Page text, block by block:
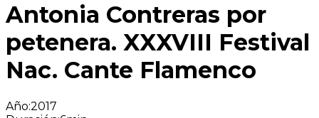
Antonia Contreras por
petenera. XXXVIII Festival
Nac. Cante Flamenco
Año:2017